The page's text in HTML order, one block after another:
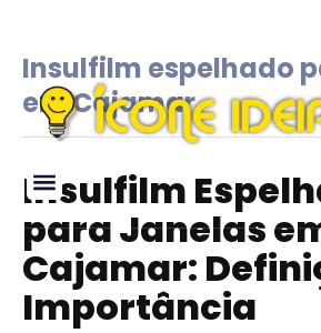
Insulfilm espelhado
em Cajamar
Insulfilm
para Janelas
Cajamar:
Importância